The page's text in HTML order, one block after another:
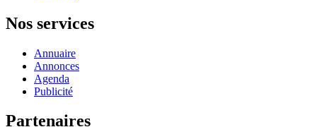
Nos services
Annuaire
Annonces
Agenda
Publicité
Partenaires